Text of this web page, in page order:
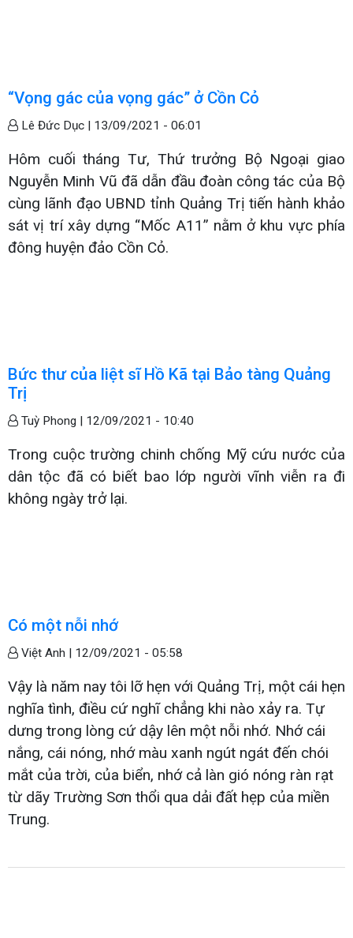
“Vọng gác của vọng gác” ở Cồn Cỏ
Lê Đức Dục | 13/09/2021 - 06:01
Hôm cuối tháng Tư, Thứ trưởng Bộ Ngoại giao
Nguyễn Minh Vũ đã dẫn đầu đoàn công tác của Bộ
cùng lãnh đạo UBND tỉnh Quảng Trị tiến hành khảo
sát vị trí xây dựng “Mốc A11” nằm ở khu vực phía
đông huyện đảo Cồn Cỏ.
Bức thư của liệt sĩ Hồ Kã tại Bảo tàng Quảng
Trị
Tuỳ Phong | 12/09/2021 - 10:40
Trong cuộc trường chinh chống Mỹ cứu nước của
dân tộc đã có biết bao lớp người vĩnh viễn ra đi
không ngày trở lại.
Có một nỗi nhớ
Việt Anh | 12/09/2021 - 05:58
Vậy là năm nay tôi lỡ hẹn với Quảng Trị, một cái hẹn
nghĩa tình, điều cứ nghĩ chẳng khi nào xảy ra. Tự
dưng trong lòng cứ dậy lên một nỗi nhớ. Nhớ cái
nắng, cái nóng, nhớ màu xanh ngút ngát đến chói
mắt của trời, của biển, nhớ cả làn gió nóng ràn rạt
từ dãy Trường Sơn thổi qua dải đất hẹp của miền
Trung.